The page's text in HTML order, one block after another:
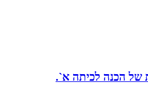
של הכנה לכיתה א`.